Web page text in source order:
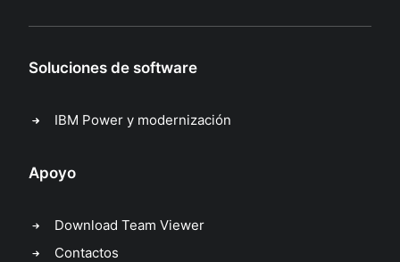
Soluciones de software
IBM Power y modernización
Apoyo
Download Team Viewer
Contactos